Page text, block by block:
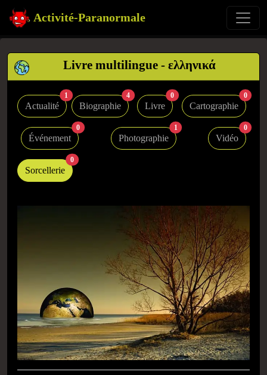
Activité-Paranormale
Livre multilingue - ελληνικά
Actualité
1
Biographie
4
Livre
0
Cartographie
0
Événement
0
Photographie
1
Vidéo
0
Sorcellerie
0